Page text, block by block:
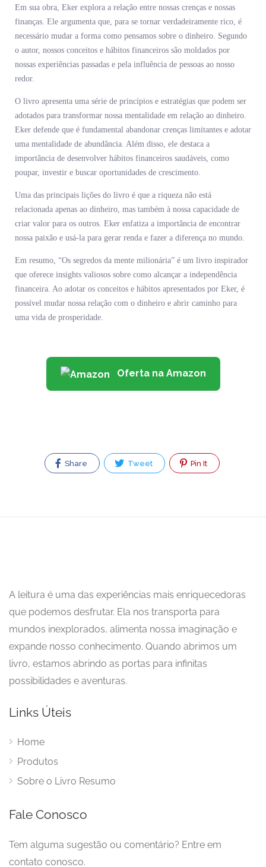
Em sua obra, Eker explora a relação entre nossas crenças e nossas
finanças. Ele argumenta que, para se tornar verdadeiramente rico, é
necessário mudar a forma como pensamos sobre o dinheiro. Segundo
o autor, nossos conceitos e hábitos financeiros são moldados por
nossas experiências passadas e pela influência de pessoas ao nosso
redor.
O livro apresenta uma série de princípios e estratégias que podem ser
adotados para transformar nossa mentalidade em relação ao dinheiro.
Eker defende que é fundamental abandonar crenças limitantes e adotar
uma mentalidade de abundância. Além disso, ele destaca a
importância de desenvolver hábitos financeiros saudáveis, como
poupar, investir e buscar oportunidades de crescimento.
Uma das principais lições do livro é que a riqueza não está
relacionada apenas ao dinheiro, mas também à nossa capacidade de
criar valor para os outros. Eker enfatiza a importância de encontrar
nossa paixão e usá-la para gerar renda e fazer a diferença no mundo.
Em resumo, “Os segredos da mente milionária” é um livro inspirador
que oferece insights valiosos sobre como alcançar a independência
financeira. Ao adotar os conceitos e hábitos apresentados por Eker, é
possível mudar nossa relação com o dinheiro e abrir caminho para
uma vida de prosperidade.
Oferta na Amazon
Share Tweet Pin It
A leitura é uma das experiências mais enriquecedoras
que podemos desfrutar. Ela nos transporta para
mundos inexplorados, alimenta nossa imaginação e
expande nosso conhecimento. Quando abrimos um
livro, estamos abrindo as portas para infinitas
possibilidades e aventuras.
Links Úteis
Home
Produtos
Sobre o Livro Resumo
Fale Conosco
Tem alguma sugestão ou comentário? Entre em
contato conosco.